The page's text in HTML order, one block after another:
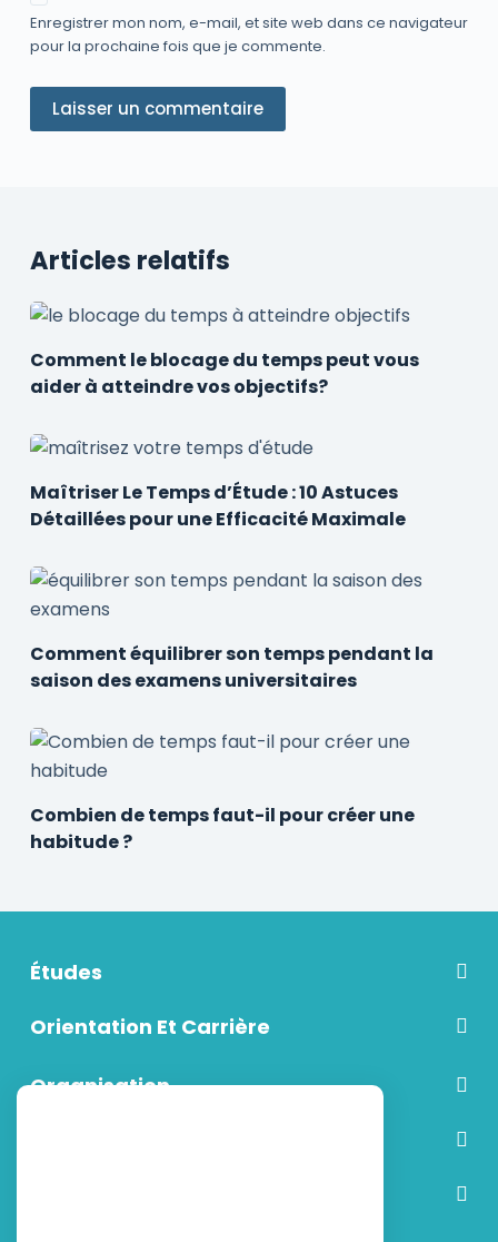
Enregistrer mon nom, e-mail, et site web dans ce navigateur
pour la prochaine fois que je commente.
Laisser un commentaire
Articles relatifs
Comment le blocage du temps peut vous
aider à atteindre vos objectifs?
Maîtriser Le Temps d’Étude : 10 Astuces
Détaillées pour une Efficacité Maximale
Comment équilibrer son temps pendant la
saison des examens universitaires
Combien de temps faut-il pour créer une
habitude ?
Études
Orientation Et Carrière
Organisation